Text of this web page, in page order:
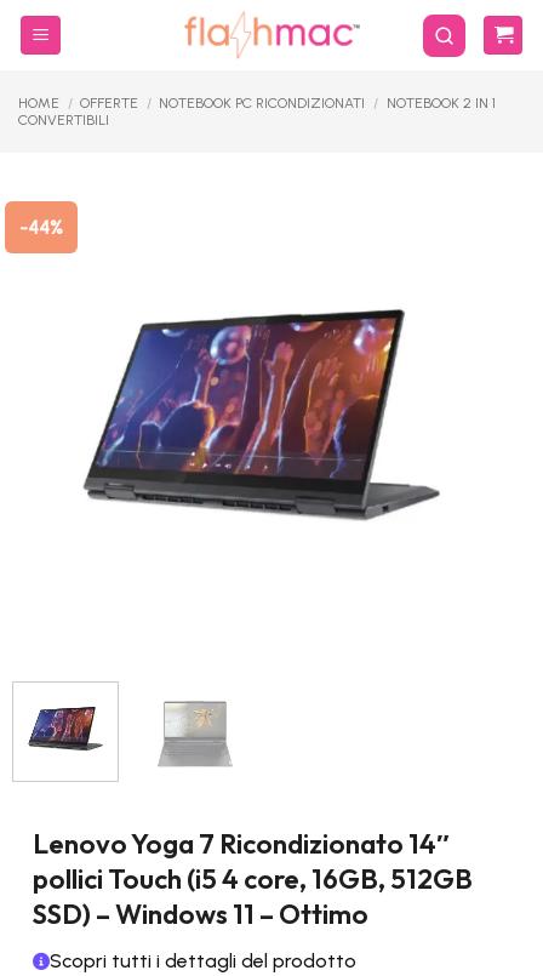
Salta
HOME / OFFERTE / NOTEBOOK PC RICONDIZIONATI / NOTEBOOK 2 IN 1
CONVERTIBILI
-44%
Lenovo Yoga 7 Ricondizionato 14″
pollici Touch (i5 4 core, 16GB, 512GB
SSD) – Windows 11 – Ottimo
Scopri tutti i dettagli del prodotto